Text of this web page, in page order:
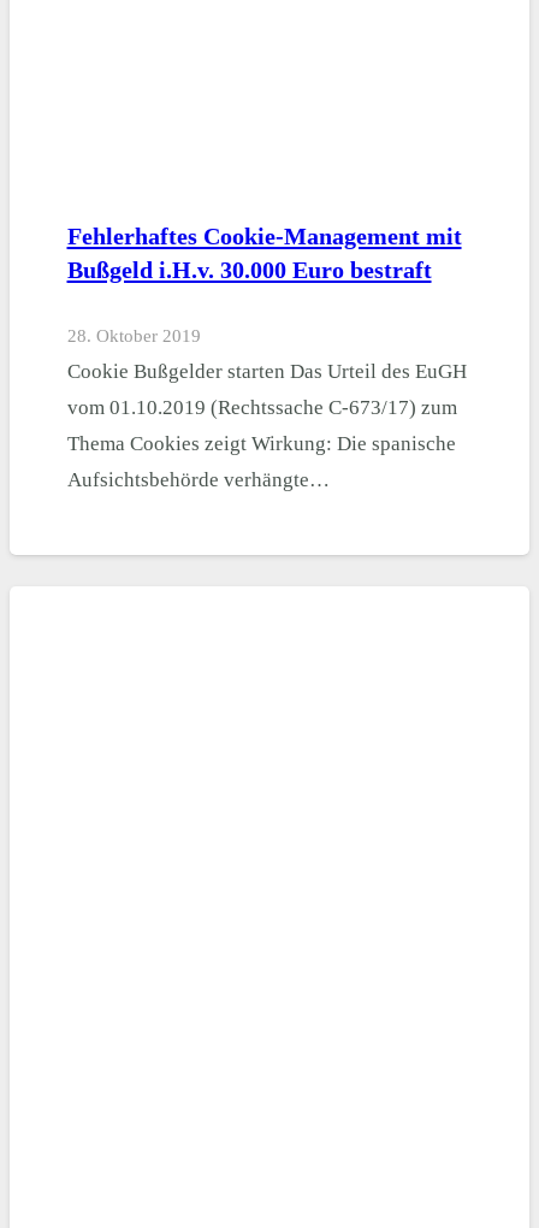
Fehlerhaftes Cookie-Management mit
Bußgeld i.H.v. 30.000 Euro bestraft
28. Oktober 2019
Cookie Bußgelder starten Das Urteil des EuGH
vom 01.10.2019 (Rechtssache C-673/17) zum
Thema Cookies zeigt Wirkung: Die spanische
Aufsichtsbehörde verhängte…